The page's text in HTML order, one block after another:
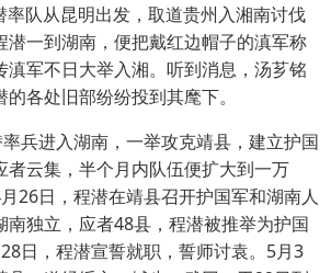
率队从昆明出发，取道贵州入湘南讨伐
潜一到湖南，便把戴红边帽子的滇军称
滇军不日大举入湘。听到消息，汤芗铭
各处旧部纷纷投到其麾下。
进入湖南，一举攻克靖县，建立护国
者云集，半个月内队伍便扩大到一万
26日，程潜在靖县召开护国军和湖南人
南独立，应者48县，程潜被推举为护国
日，程潜宣誓就职，誓师讨袁。5月3